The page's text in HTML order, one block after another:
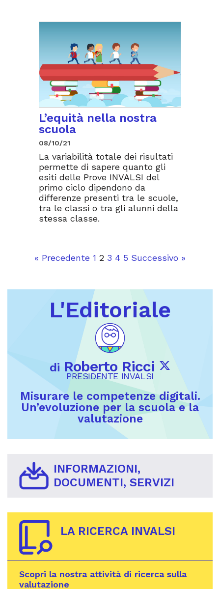
L’equità nella nostra
scuola
08/10/21
La variabilità totale dei risultati
permette di sapere quanto gli
esiti delle Prove INVALSI del
primo ciclo dipendono da
differenze presenti tra le scuole,
tra le classi o tra gli alunni della
stessa classe.
« Precedente 1 2 3 4 5 Successivo »
L'Editoriale
di Roberto Ricci
PRESIDENTE INVALSI
Misurare le competenze digitali.
Un’evoluzione per la scuola e la
valutazione
INFORMAZIONI,
DOCUMENTI, SERVIZI
LA RICERCA INVALSI
Scopri la nostra attività di ricerca sulla
valutazione